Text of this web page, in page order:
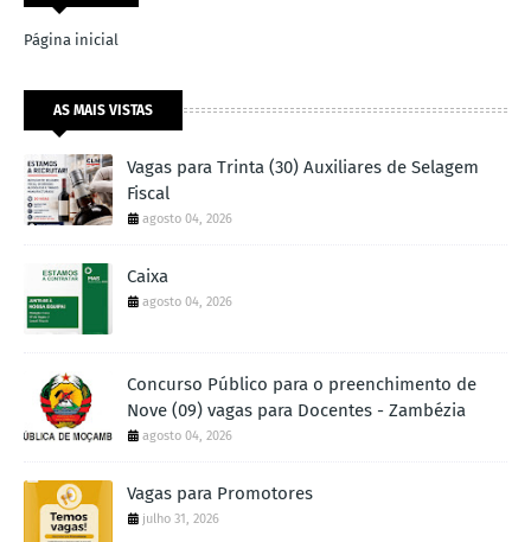
Página inicial
AS MAIS VISTAS
Vagas para Trinta (30) Auxiliares de Selagem
Fiscal
agosto 04, 2026
Caixa
agosto 04, 2026
Concurso Público para o preenchimento de
Nove (09) vagas para Docentes - Zambézia
agosto 04, 2026
Vagas para Promotores
julho 31, 2026